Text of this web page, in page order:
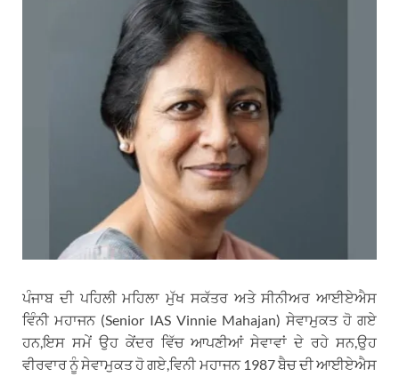
ਪੰਜਾਬ ਦੀ ਪਹਿਲੀ ਮਹਿਲਾ ਮੁੱਖ ਸਕੱਤਰ ਅਤੇ ਸੀਨੀਅਰ ਆਈਏਐਸ
ਵਿੰਨੀ ਮਹਾਜਨ (Senior IAS Vinnie Mahajan) ਸੇਵਾਮੁਕਤ ਹੋ ਗਏ
ਹਨ,ਇਸ ਸਮੇਂ ਉਹ ਕੇਂਦਰ ਵਿੱਚ ਆਪਣੀਆਂ ਸੇਵਾਵਾਂ ਦੇ ਰਹੇ ਸਨ,ਉਹ
ਵੀਰਵਾਰ ਨੂੰ ਸੇਵਾਮੁਕਤ ਹੋ ਗਏ,ਵਿਨੀ ਮਹਾਜਨ 1987 ਬੈਚ ਦੀ ਆਈਏਐਸ